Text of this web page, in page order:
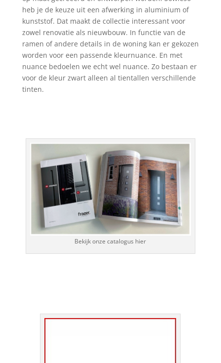
heb je de keuze uit een afwerking in aluminium of
kunststof. Dat maakt de collectie interessant voor
zowel renovatie als nieuwbouw. In functie van de
ramen of andere details in de woning kan er gekozen
worden voor een passende kleurnuance. En met
nuance bedoelen we echt wel nuance. Zo bestaan er
voor de kleur zwart alleen al tientallen verschillende
tinten.
Bekijk onze catalogus hier